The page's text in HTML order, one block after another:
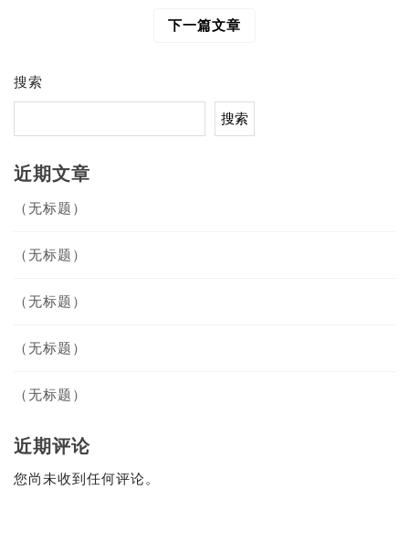
下一篇文章
搜索
搜索
近期文章
（无标题）
（无标题）
（无标题）
（无标题）
（无标题）
近期评论
您尚未收到任何评论。